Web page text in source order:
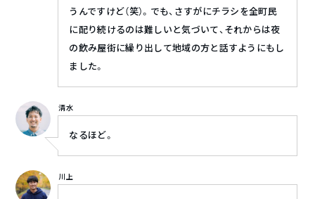
うんですけど（笑）。でも、さすがにチラシを全町民
に配り続けるのは難しいと気づいて、それからは夜
の飲み屋街に繰り出して地域の方と話すようにもし
ました。
清水
なるほど。
川上